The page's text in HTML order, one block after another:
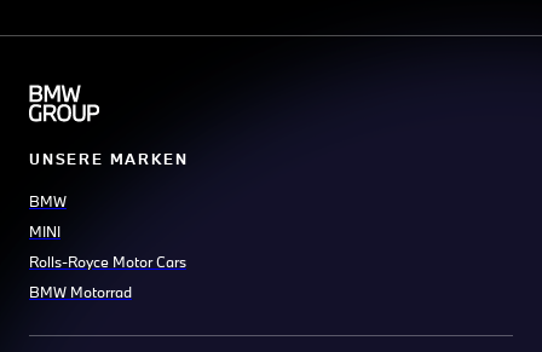
UNSERE MARKEN
BMW
MINI
Rolls-Royce Motor Cars
BMW Motorrad